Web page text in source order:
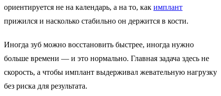
ориентируется не на календарь, а на то, как имплант
прижился и насколько стабильно он держится в кости.
Иногда зуб можно восстановить быстрее, иногда нужно
больше времени — и это нормально. Главная задача здесь не
скорость, а чтобы имплант выдерживал жевательную нагрузку
без риска для результата.